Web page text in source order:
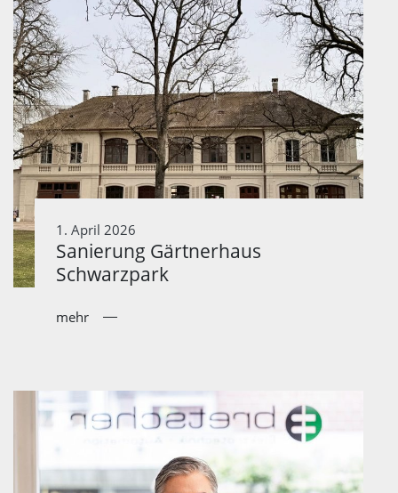
1. April 2026
Sanierung Gärtnerhaus
Schwarzpark
mehr